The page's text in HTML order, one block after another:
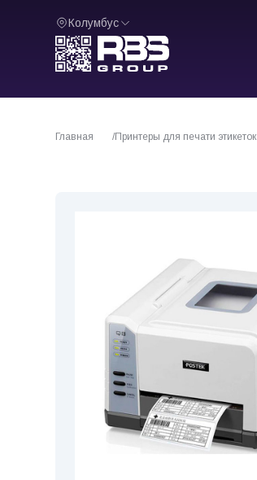
Колумбус
Главная Принтеры для печати этикеток